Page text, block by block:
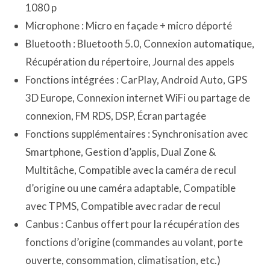
1080 p
Microphone : Micro en façade + micro déporté
Bluetooth : Bluetooth 5.0, Connexion automatique,
Récupération du répertoire, Journal des appels
Fonctions intégrées : CarPlay, Android Auto, GPS
3D Europe, Connexion internet WiFi ou partage de
connexion, FM RDS, DSP, Écran partagée
Fonctions supplémentaires : Synchronisation avec
Smartphone, Gestion d’applis, Dual Zone &
Multitâche, Compatible avec la caméra de recul
d’origine ou une caméra adaptable, Compatible
avec TPMS, Compatible avec radar de recul
Canbus : Canbus offert pour la récupération des
fonctions d’origine (commandes au volant, porte
ouverte, consommation, climatisation, etc.)